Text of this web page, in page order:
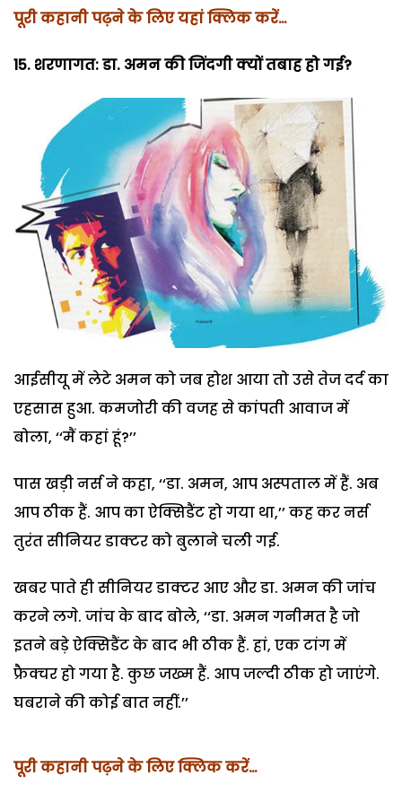
पूरी कहानी पढ़ने के लिए यहां क्लिक करें…
15. शरणागत: डा. अमन की जिंदगी क्यों तबाह हो गई?
आईसीयू में लेटे अमन को जब होश आया तो उसे तेज दर्द का
एहसास हुआ. कमजोरी की वजह से कांपती आवाज में
बोला, ‘‘मैं कहां हूं?’’
पास खड़ी नर्स ने कहा, ‘‘डा. अमन, आप अस्पताल में हैं. अब
आप ठीक हैं. आप का ऐक्सिडैंट हो गया था,’’ कह कर नर्स
तुरंत सीनियर डाक्टर को बुलाने चली गई.
खबर पाते ही सीनियर डाक्टर आए और डा. अमन की जांच
करने लगे. जांच के बाद बोले, ‘‘डा. अमन गनीमत है जो
इतने बड़े ऐक्सिडैंट के बाद भी ठीक हैं. हां, एक टांग में
फ्रैक्चर हो गया है. कुछ जख्म हैं. आप जल्दी ठीक हो जाएंगे.
घबराने की कोई बात नहीं.’’
पूरी कहानी पढ़ने के लिए क्लिक करें…